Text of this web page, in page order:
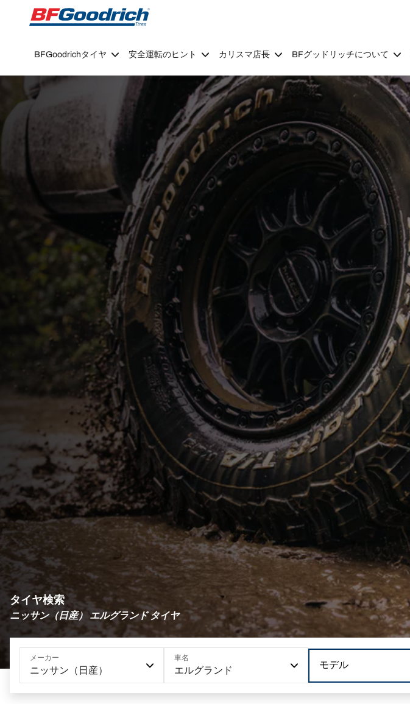
Go to page content
Go to page navigation
BFGoodrichタイヤ 安全運転のヒント カリスマ店長 BFグッドリッチについて
タイヤ検索
ニッサン（日産） エルグランド タイヤ
メーカー
ニッサン（日産）
車名
エルグランド
モデル